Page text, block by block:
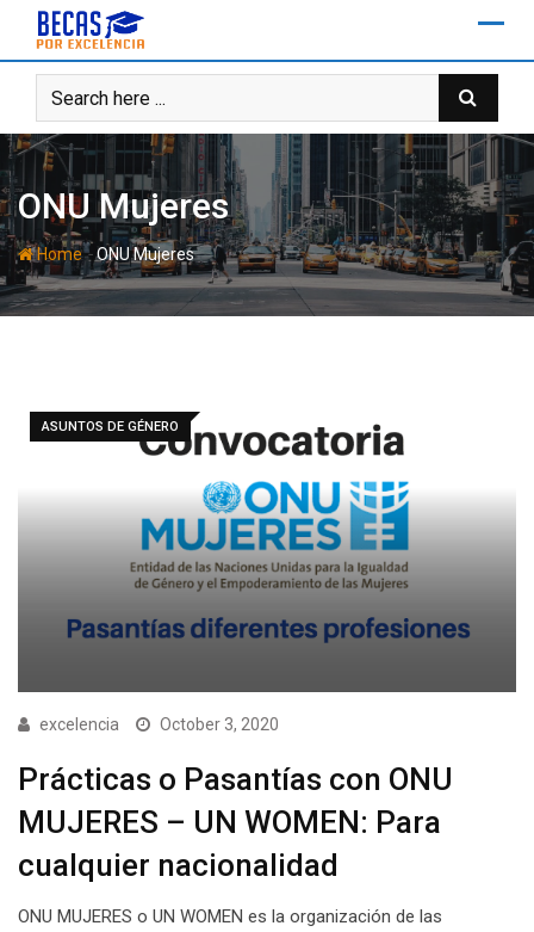
content
ONU Mujeres
Home-ONU Mujeres
ASUNTOS DE GÉNERO
excelencia October 3, 2020
Prácticas o Pasantías con ONU
MUJERES – UN WOMEN: Para
cualquier nacionalidad
ONU MUJERES o UN WOMEN es la organización de las